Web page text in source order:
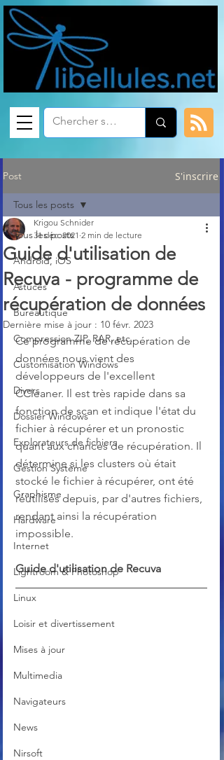
Post S'inscrire
Tous les posts
Android, iOS
Astuces
Bureautique
Compression ZIP, RAR, etc.
Customisation Windows
Divers
Dossier Windows
Explorateurs de fichiers
Gestion Système
Graphisme
Hardware
Internet
Lightroom & Photoshop
Linux
Loisir et divertissement
Mises à jour
Multimedia
Navigateurs
News
Nirsoft
Tous les posts
Guide d'utilisation de
Recuva - programme de
récupération de données
Krigou Schnider
31 déc. 2021 2 min de lecture
Dernière mise à jour : 10 févr. 2023
Ce programme de récupération de
données nous vient des
développeurs de l'excellent
CCleaner. Il est très rapide dans sa
fonction de scan et indique l'état du
fichier à récupérer et un pronostic
quant aux chances de récupération. Il
détermine si les clusters où était
stocké le fichier à récupérer, ont été
réutilisés depuis, par d'autres fichiers,
rendant ainsi la récupération
impossible.
Guide d'utilisation de Recuva